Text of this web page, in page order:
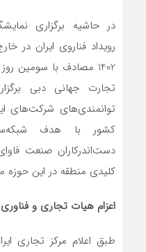
در حاشیه برگزاری
تجارت جهانی دبی
توانمندی‌های شرکت‌های
کشور با هدف
دست‌اندرکاران صنعت
کلیدی منطقه در این
اعزام هیات تجاری و
طبق اعلام مرکز تجاری